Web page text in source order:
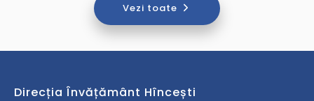
Vezi toate
Direcția Învățământ Hîncești